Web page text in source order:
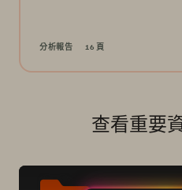
分析報告 16 頁
查看重要